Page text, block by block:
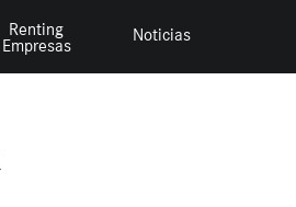
Renting
Empresas
Noticias